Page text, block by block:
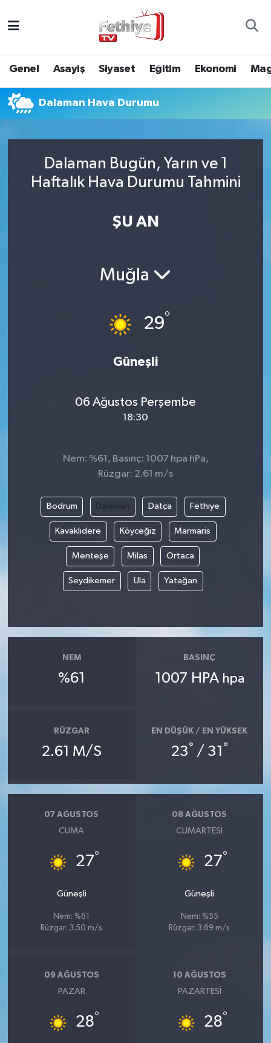
Genel Asayiş Siyaset Eğitim Ekonomi
Dalaman Hava Durumu
Dalaman Bugün, Yarın ve 1
Haftalık Hava Durumu Tahmini
ŞU AN
Muğla
29°
Güneşli
06 Ağustos Perşembe
18:30
Nem: %61, Basınç: 1007 hpa hPa,
Rüzgar: 2.61 m/s
Bodrum Dalaman Datça Fethiye
Kavaklıdere Köyceğiz Marmaris
Menteşe Milas Ortaca
Seydikemer Ula Yatağan
NEM
%61
BASINÇ
1007 HPA hpa
RÜZGAR
2.61 M/S
EN DÜŞÜK / EN YÜKSEK
23° / 31 °
07 AĞUSTOS
CUMA
27°
Güneşli
Nem: %61
Rüzgar: 3.50 m/s
08 AĞUSTOS
CUMARTESI
27°
Güneşli
Nem: %55
Rüzgar: 3.69 m/s
09 AĞUSTOS
PAZAR
28°
10 AĞUSTOS
PAZARTESI
28°
Asayiş
Eğitim
Ekonomi
Muğla Hava Durumu
Muğla Namaz Vakitleri
Muğla Trafik Yoğunluk Haritası
Süper Lig Puan Durumu ve Fikstür
Son Dakika Haberleri